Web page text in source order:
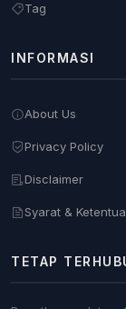
Tag
INFORMASI
About Us
Privacy Policy
Disclaimer
Syarat &
TETAP